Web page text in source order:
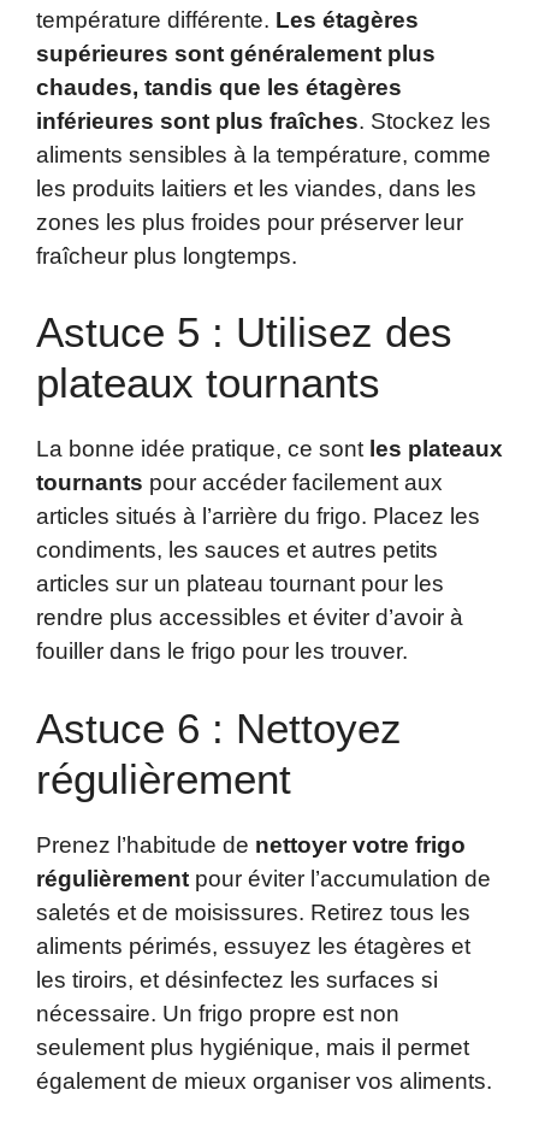
température différente. Les étagères
supérieures sont généralement plus
chaudes, tandis que les étagères
inférieures sont plus fraîches. Stockez les
aliments sensibles à la température, comme
les produits laitiers et les viandes, dans les
zones les plus froides pour préserver leur
fraîcheur plus longtemps.
Astuce 5 : Utilisez des
plateaux tournants
La bonne idée pratique, ce sont les plateaux
tournants pour accéder facilement aux
articles situés à l’arrière du frigo. Placez les
condiments, les sauces et autres petits
articles sur un plateau tournant pour les
rendre plus accessibles et éviter d’avoir à
fouiller dans le frigo pour les trouver.
Astuce 6 : Nettoyez
régulièrement
Prenez l’habitude de nettoyer votre frigo
régulièrement pour éviter l’accumulation de
saletés et de moisissures. Retirez tous les
aliments périmés, essuyez les étagères et
les tiroirs, et désinfectez les surfaces si
nécessaire. Un frigo propre est non
seulement plus hygiénique, mais il permet
également de mieux organiser vos aliments.